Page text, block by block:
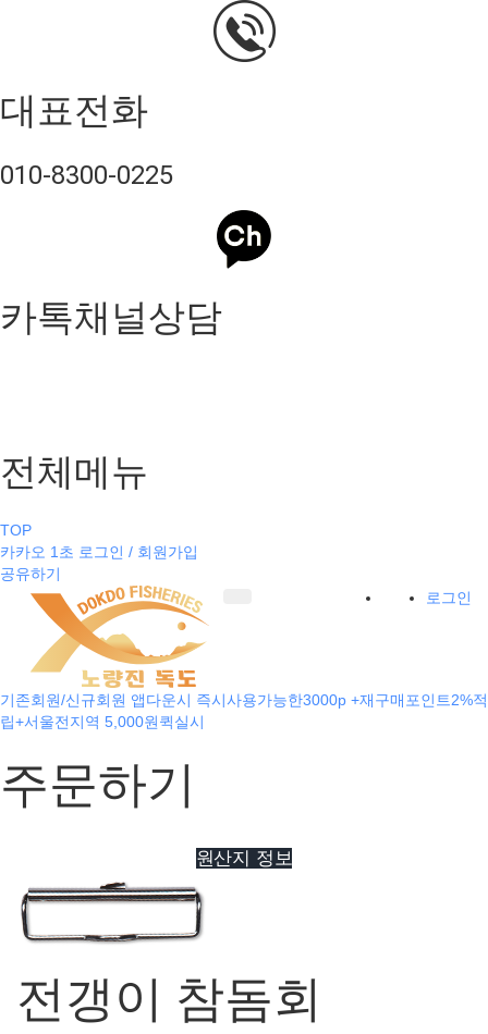
대표전화
010-8300-0225
카톡채널상담
전체메뉴
TOP
카카오 1초 로그인 / 회원가입
공유하기
로그인
기존회원/신규회원 앱다운시 즉시사용가능한3000p +재구매포인트2%적
립+서울전지역 5,000원퀵실시
주문하기
원산지 정보
전갱이 참돔회